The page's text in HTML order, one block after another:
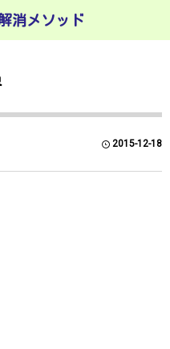
消メソッド
2015-12-18